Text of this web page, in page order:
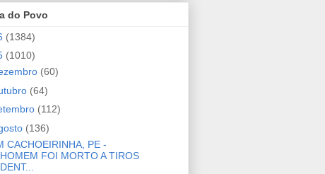
do Povo
(1384)
(1010)
(60)
(64)
(112)
(136)
CACHOEIRINHA, PE -
HOMEM FOI MORTO A TIROS
DENT...